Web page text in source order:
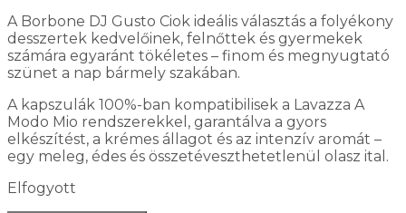
A Borbone DJ Gusto Ciok ideális választás a folyékony
desszertek kedvelőinek, felnőttek és gyermekek
számára egyaránt tökéletes – finom és megnyugtató
szünet a nap bármely szakában.
A kapszulák 100%-ban kompatibilisek a Lavazza A
Modo Mio rendszerekkel, garantálva a gyors
elkészítést, a krémes állagot és az intenzív aromát –
egy meleg, édes és összetéveszthetetlenül olasz ital.
Elfogyott